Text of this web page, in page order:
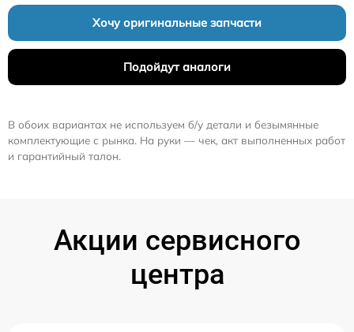
Хочу оригинальные запчасти
Подойдут аналоги
В обоих вариантах не используем б/у детали и безымянные
комплектующие с рынка. На руки — чек, акт выполненных работ
и гарантийный талон.
Акции сервисного
центра